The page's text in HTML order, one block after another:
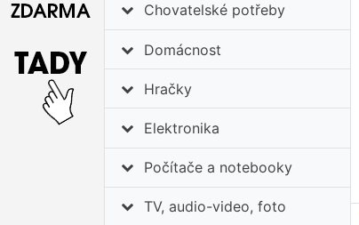
Chovatelské potřeby
Domácnost
Hračky
Elektronika
Počítače a notebooky
TV, audio-video, foto